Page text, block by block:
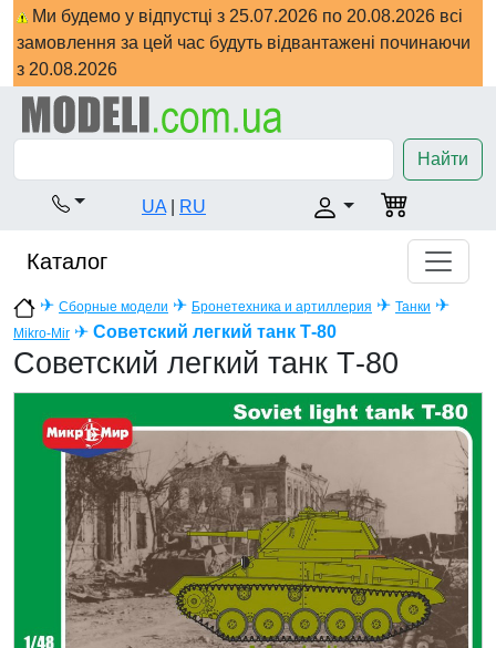
Ми будемо у відпустці з 25.07.2026 по 20.08.2026 всі
замовлення за цей час будуть відвантажені починаючи
з 20.08.2026
Найти
UA RU
Каталог
✈ Сборные модели ✈ Бронетехника и артиллерия ✈ Танки ✈
Mikro-Mir ✈ Советский легкий танк Т-80
Советский легкий танк Т-80